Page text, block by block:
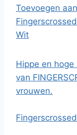
Toevoegen
Wit
Hippe en
van
vrouwen.